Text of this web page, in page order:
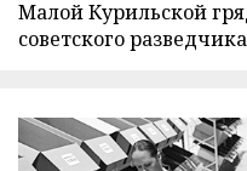
Малой Курильской
советского